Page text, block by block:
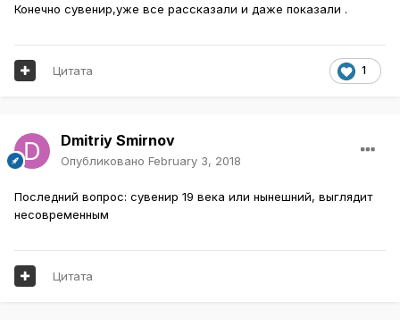
Конечно сувенир,уже все рассказали и даже показали .
1
Цитата
Dmitriy Smirnov
Опубликовано February 3, 2018
Последний вопрос: сувенир 19 века или нынешний, выглядит
несовременным
Цитата